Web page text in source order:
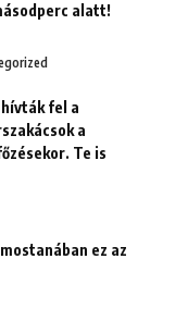
alatt!
fel a
a
Te is
ez az